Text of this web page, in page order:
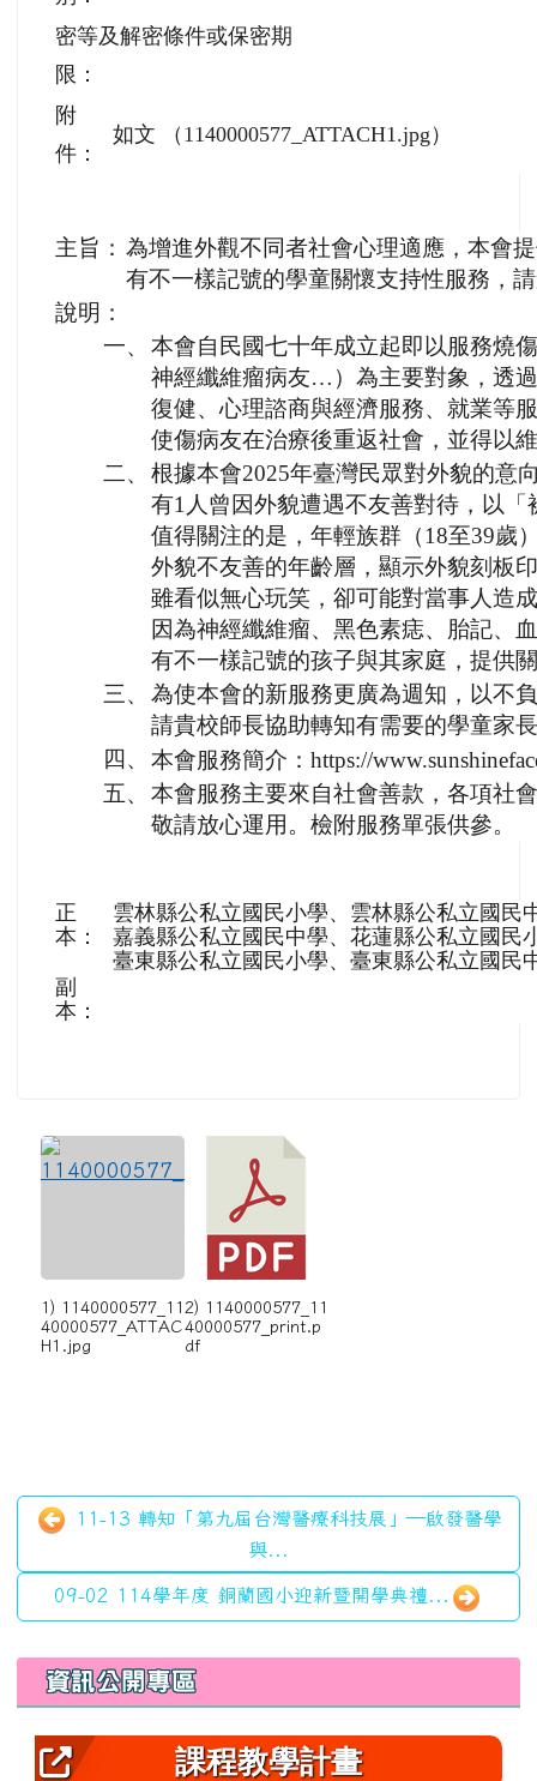
密等及解密條件或保密期
限：
附
件：
如文 （1140000577_ATTACH1.jpg）
主旨： 為增進外觀不同者社會心理適應，本會
有不一樣記號的學童關懷支持性服務，
說明：
一、 本會自民國七十年成立起即以服務燒
神經纖維瘤病友…）為主要對象，透
復健、心理諮商與經濟服務、就業等
使傷病友在治療後重返社會，並得以
二、 根據本會2025年臺灣民眾對外貌的意
有1人曾因外貌遭遇不友善對待，以
值得關注的是，年輕族群（18至39歲
外貌不友善的年齡層，顯示外貌刻板
雖看似無心玩笑，卻可能對當事人造
因為神經纖維瘤、黑色素痣、胎記、
有不一樣記號的孩子與其家庭，提供
三、 為使本會的新服務更廣為週知，以不
請貴校師長協助轉知有需要的學童家
四、 本會服務簡介：https://
五、 本會服務主要來自社會善款，各項社
敬請放心運用。檢附服務單張供參。
正
本：
雲林縣公私立國民小學、雲林縣公私立國民
嘉義縣公私立國民中學、花蓮縣公私立國民
臺東縣公私立國民小學、臺東縣公私立國民
副
本：
1) 1140000577_11
40000577_ATTAC
H1.jpg
2) 1140000577_11
40000577_print.p
df
11-13 轉知「第九屆台灣醫療科技展」—啟發醫學
與...
09-02 114學年度 銅蘭國小迎新暨開學典禮...
左邊區域內容
資訊公開專區
課程教學計畫